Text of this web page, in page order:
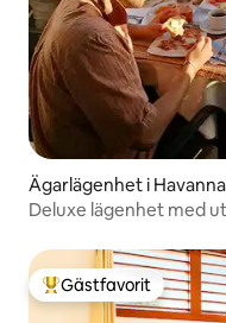
Ägarlägenhet i Havanna
Deluxe lägenhet med
Populär gästfavorit
Gästfavorit